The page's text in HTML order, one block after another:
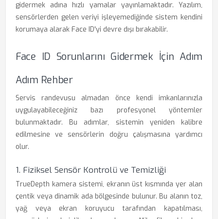
gidermek adına hızlı yamalar yayınlamaktadır. Yazılım,
sensörlerden gelen veriyi işleyemediğinde sistem kendini
korumaya alarak Face ID'yi devre dışı bırakabilir.
Face ID Sorunlarını Gidermek İçin Adım
Adım Rehber
Servis randevusu almadan önce kendi imkanlarınızla
uygulayabileceğiniz bazı profesyonel yöntemler
bulunmaktadır. Bu adımlar, sistemin yeniden kalibre
edilmesine ve sensörlerin doğru çalışmasına yardımcı
olur.
1. Fiziksel Sensör Kontrolü ve Temizliği
TrueDepth kamera sistemi, ekranın üst kısmında yer alan
çentik veya dinamik ada bölgesinde bulunur. Bu alanın toz,
yağ veya ekran koruyucu tarafından kapatılması,